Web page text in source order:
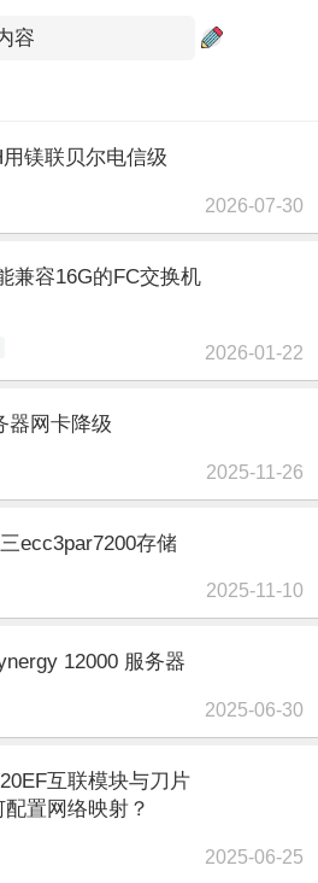
镁联贝尔电信级
2026-07-30
兼容16G的FC交换机
2026-01-22
器网卡降级
2025-11-26
ecc3par7200存储
2025-11-10
12000 服务器
2025-06-30
互联模块与刀片
置网络映射？
2025-06-25